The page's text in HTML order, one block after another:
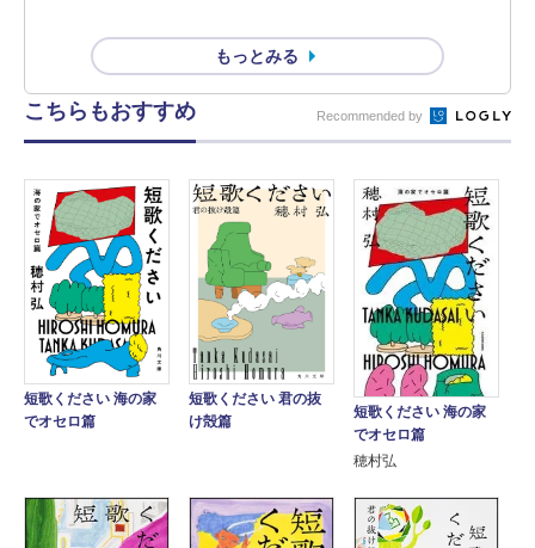
もっとみる
こちらもおすすめ Recommended by
短歌ください 海の家
でオセロ篇
短歌ください 君の抜
け殻篇
短歌ください 海の家
でオセロ篇
穂村弘